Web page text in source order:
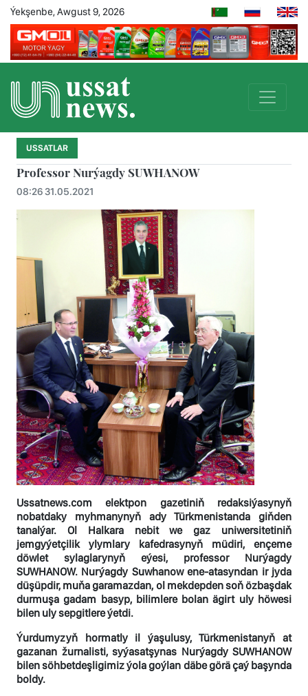
Ýekşenbe, Awgust 9, 2026
USSATLAR
Professor Nurýagdy SUWHANOW
08:26 31.05.2021
Ussatnews.com elektpon gazetiniň redaksiýasynyň
nobatdaky myhmanynyň ady Türkmenistanda giňden
tanalýar. Ol Halkara nebit we gaz uniwersitetiniň
jemgyýetçilik ylymlary kafedrasynyň müdiri, ençeme
döwlet sylaglarynyň eýesi, professor Nurýagdy
SUWHANOW. Nurýagdy Suwhanow ene-atasyndan ir jyda
düşüpdir, muňa garamazdan, ol mekdepden soň özbaşdak
durmuşa gadam basyp, bilimlere bolan ägirt uly höwesi
bilen uly sepgitlere ýetdi.
Ýurdumyzyň hormatly il ýaşulusy, Türkmenistanyň at
gazanan žurnalisti, syýasatşynas Nurýagdy SUWHANOW
bilen söhbetdeşligimiz ýola goýlan däbe görä çaý başynda
boldy.